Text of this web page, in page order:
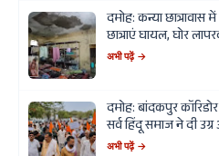
दमोह: कन्या छात्रावास
छात्राएं घायल, घोर
अभी पढ़ें →
दमोह: बांदकपुर
सर्व हिंदू समाज ने दी
अभी पढ़ें →